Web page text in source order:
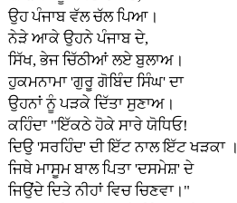
ਉਹ ਪੰਜਾਬ ਵੱਲ ਚੱਲ ਪਿਆ।
ਨੇੜੇ ਆਕੇ ਉਹਨੇ ਪੰਜਾਬ ਦੇ,
ਸਿੱਖ, ਭੇਜ ਚਿੱਠੀਆਂ ਲਏ ਬੁਲਾਅ।
ਹੁਕਮਨਾਮਾ 'ਗੁਰੂ ਗੋਬਿੰਦ ਸਿੰਘ' ਦਾ
ਉਹਨਾਂ ਨੂੰ ਪੜਕੇ ਦਿੱਤਾ ਸੁਣਾਅ।
ਕਹਿੰਦਾ "ਇੱਕਠੇ ਹੋਕੇ ਸਾਰੇ ਯੋਧਿਓ!
ਦਿਉ 'ਸਰਹਿੰਦ' ਦੀ ਇੱਟ ਨਾਲ ਇੱਟ ਖੜਕਾ ।
ਜਿਥੇ ਮਾਸੂਮ ਬਾਲ ਪਿਤਾ 'ਦਸਮੇਸ਼' ਦੇ
ਜਿਉਂਦੇ ਦਿਤੇ ਨੀਹਾਂ ਵਿਚ ਚਿਣਵਾ।"